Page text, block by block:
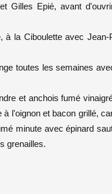
Gilles Epié, avant
à la Ciboulette avec Jean-
toutes les semaines
et anchois fumé
l'oignon et bacon grillé,
minute avec épinard
grenailles.